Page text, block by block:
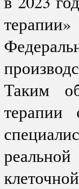
Таким
терапии